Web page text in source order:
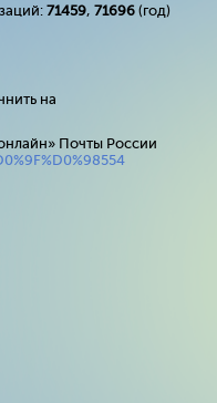
71459, 71696 (год)
на
Почты России